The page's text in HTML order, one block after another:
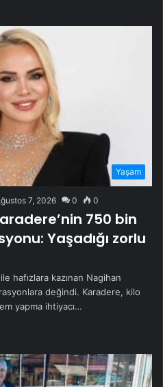
Yaşam
7, 2026 0 0
750 bin
Yaşadığı zorlu
hafızlara kazınan Nagihan
değindi. Karadere, kilo
yapma ihtiyacı…